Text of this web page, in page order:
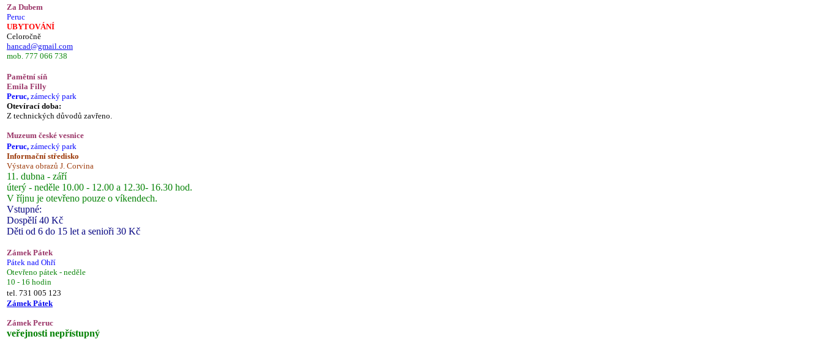
Za Dubem
Peruc
UBYTOVÁNÍ
Celoročně
hancad@gmail.com
mob. 777 066 738
Pamětní síň
Emila Filly
Peruc, zámecký park
Otevírací doba:
Z technických důvodů zavřeno.
Muzeum české vesnice
Peruc, zámecký park
Informační středisko
Výstava obrazů J. Corvina
11. dubna - září
úterý - neděle 10.00 - 12.00 a 12.30- 16.30 hod.
V říjnu je otevřeno pouze o víkendech.
Vstupné:
Dospělí 40 Kč
Děti od 6 do 15 let a senioři 30 Kč
Zámek Pátek
Pátek nad Ohří
Otevřeno pátek - neděle
10 - 16 hodin
tel. 731 005 123
Zámek Pátek
Zámek Peruc
veřejnosti nepřístupný